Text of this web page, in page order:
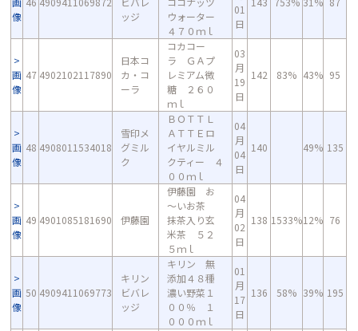
像
ッジ
ウォーター
４７０ｍｌ
01
日
画
像
47 4902102117890
日本コ
カ・コ
ーラ
コカコー
ラ ＧＡプ
レミアム微
糖 ２６０
ｍｌ
03
月
19
日
142 83% 43% 95
画
像
48 4908011534018
雪印メ
グミル
ク
ＢＯＴＴＬ
ＡＴＴＥロ
イヤルミル
クティー ４
００ｍｌ
04
月
04
日
140 49% 135
画
像
49 4901085181690 伊藤園
伊藤園 お
～いお茶
抹茶入り玄
米茶 ５２
５ｍｌ
04
月
02
日
138 1533%12% 76
画
像
50 4909411069773
キリン
ビバレ
ッジ
キリン 無
添加４８種
濃い野菜１
００％ １
０００ｍｌ
01
月
17
日
136 58% 39% 195